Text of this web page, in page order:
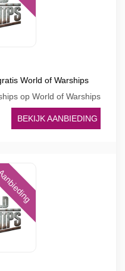
World of Warships
op World of Warships
BEKIJK AANBIEDING